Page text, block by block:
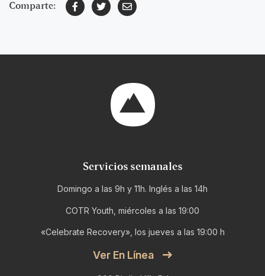
Comparte:
Servicios semanales
Domingo a las 9h y 11h. Inglés a las 14h
COTR Youth, miércoles a las 19:00
«Celebrate Recovery», los jueves a las 19:00 h
Ver En Línea